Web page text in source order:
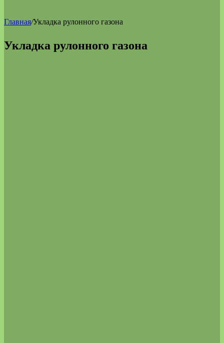
Главная/Укладка рулонного газона
Укладка рулонного газона